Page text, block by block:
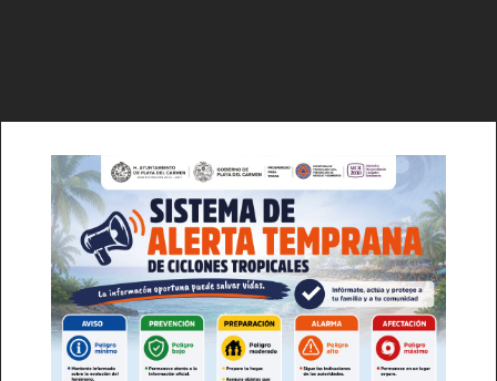
SUSCRÍBETE AHORA